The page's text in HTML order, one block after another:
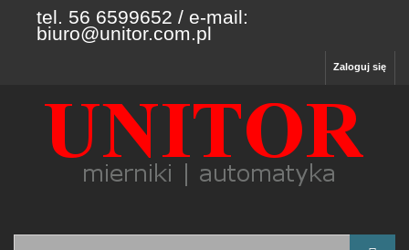
tel. 56 6599652 / e-mail:
biuro@unitor.com.pl
Zaloguj się